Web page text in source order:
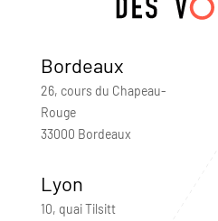
Bordeaux
26, cours du Chapeau-
Rouge
33000 Bordeaux
Lyon
10, quai Tilsitt